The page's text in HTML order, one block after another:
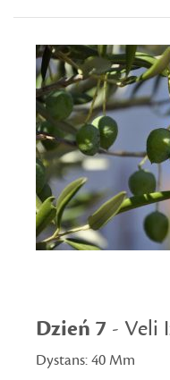
Dzień 7 - Veli
Dystans: 40 Mm